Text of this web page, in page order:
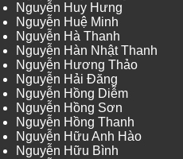
Nguyễn Huy Hưng
Nguyễn Huệ Minh
Nguyễn Hà Thanh
Nguyễn Hàn Nhật Thanh
Nguyễn Hương Thảo
Nguyễn Hải Đăng
Nguyễn Hồng Diễm
Nguyễn Hồng Sơn
Nguyễn Hồng Thanh
Nguyễn Hữu Anh Hào
Nguyễn Hữu Bình